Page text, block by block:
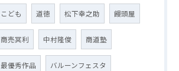
こども 道徳 松下幸之助 饅頭屋
商売冥利 中村隆俊 商道塾
最優秀作品 バルーンフェスタ